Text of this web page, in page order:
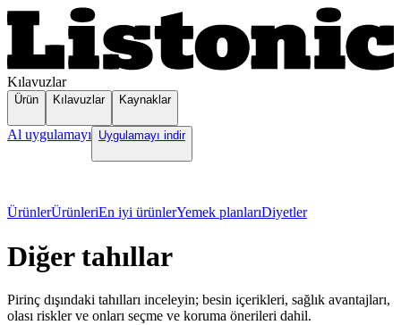
Kılavuzlar
Ürün Kılavuzlar Kaynaklar
Al uygulamayı Uygulamayı indir
ÜrünlerÜrünleriEn iyi ürünlerYemek planlarıDiyetler
Diğer tahıllar
Pirinç dışındaki tahılları inceleyin; besin içerikleri, sağlık avantajları,
olası riskler ve onları seçme ve koruma önerileri dahil.